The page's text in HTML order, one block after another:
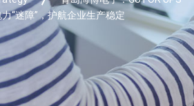
“迷障”，护航企业生产稳定